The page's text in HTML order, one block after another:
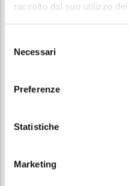
raccolto dal suo utilizzo
delNecessari
Preferenze
Statistiche
Marketing
190/2012
Atti e documenti
Contratti esclusi ai